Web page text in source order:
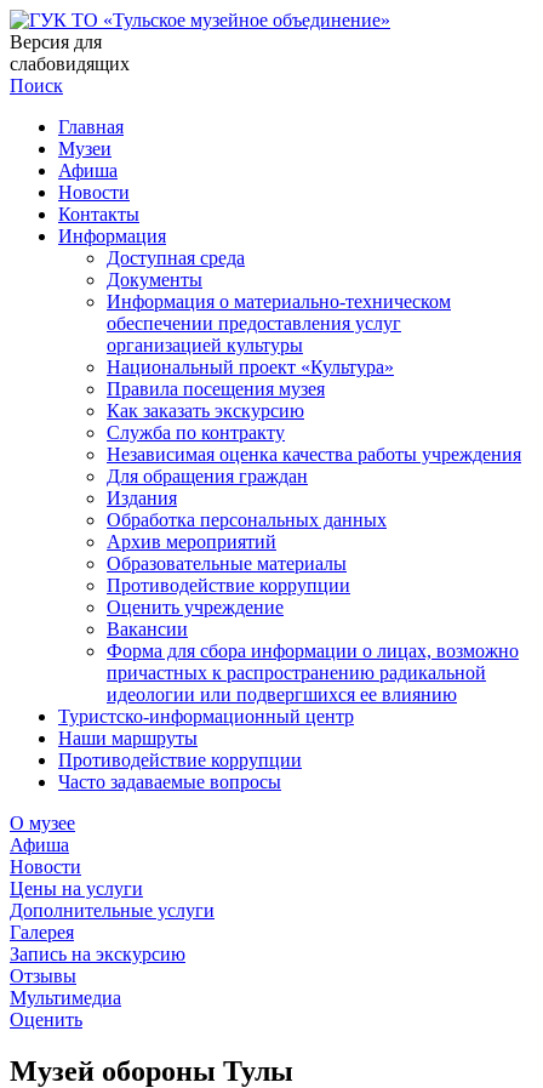
Версия для
слабовидящих
Поиск
Главная
Музеи
Афиша
Новости
Контакты
Информация
Доступная среда
Документы
Информация о материально-техническом
обеспечении предоставления услуг
организацией культуры
Национальный проект «Культура»
Правила посещения музея
Как заказать экскурсию
Служба по контракту
Независимая оценка качества работы учреждения
Для обращения граждан
Издания
Обработка персональных данных
Архив мероприятий
Образовательные материалы
Противодействие коррупции
Оценить учреждение
Вакансии
Форма для сбора информации о лицах, возможно
причастных к распространению радикальной
идеологии или подвергшихся ее влиянию
Туристско-информационный центр
Наши маршруты
Противодействие коррупции
Часто задаваемые вопросы
О музее
Афиша
Новости
Цены на услуги
Дополнительные услуги
Галерея
Запись на экскурсию
Отзывы
Мультимедиа
Оценить
Музей обороны Тулы